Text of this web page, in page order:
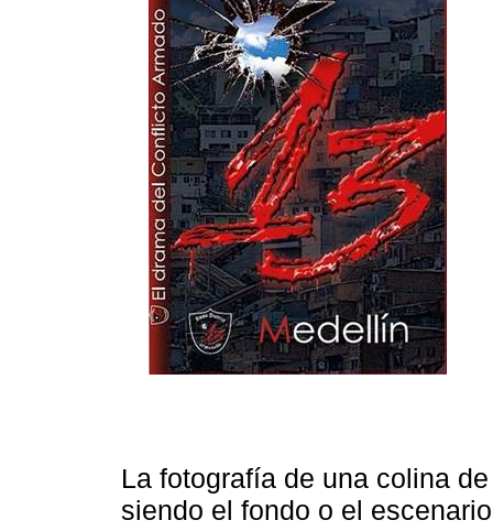
La fotografía de una colina
siendo el fondo o el